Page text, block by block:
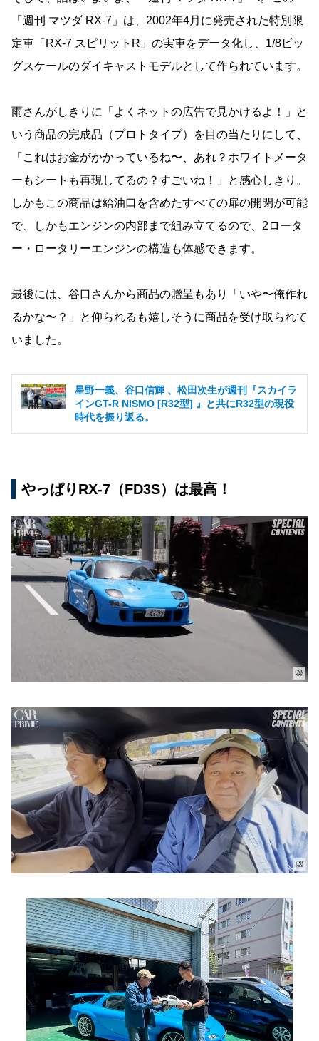
「週刊 マツダ RX-7」は、2002年4月に発売された特別限
定車「RX-7 スピリットR」の実車をデータ化し、1/8ビッ
グスケールのダイキャストモデルとして作られています。
雨さんがしきりに「よくネットの広告で見かけるよ！」と
いう商品の完成品（プロトタイプ）を目の当たりにして、
「これはお金がかかっているね〜、あれ？ホワイトメータ
ーもシートも再現してるの？すごいね！」と感心しきり。
しかもこの商品は給油口を含めたすべての扉の開閉が可能
で、しかもエンジンの内部まで組み立てるので、2ロータ
ー・ロータリーエンジンの構造も体感できます。
最後には、谷口さんから商品の贈呈もあり「いや〜俺作れ
るかな〜？」と仰られるも嬉しそうに商品を受け取られて
いました。
星野一義、谷口信輝 、松田次生が週刊『スカイラ
インGT-R NISMO [R32型] 』と共にR32型の現役
時代を振り返る。
やっぱりRX-7（FD3S）は最高！